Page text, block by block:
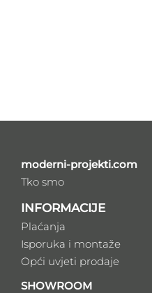
moderni-projekti.com
Tko smo
INFORMACIJE
Plaćanja
Isporuka i montaže
Opći uvjeti prodaje
SHOWROOM